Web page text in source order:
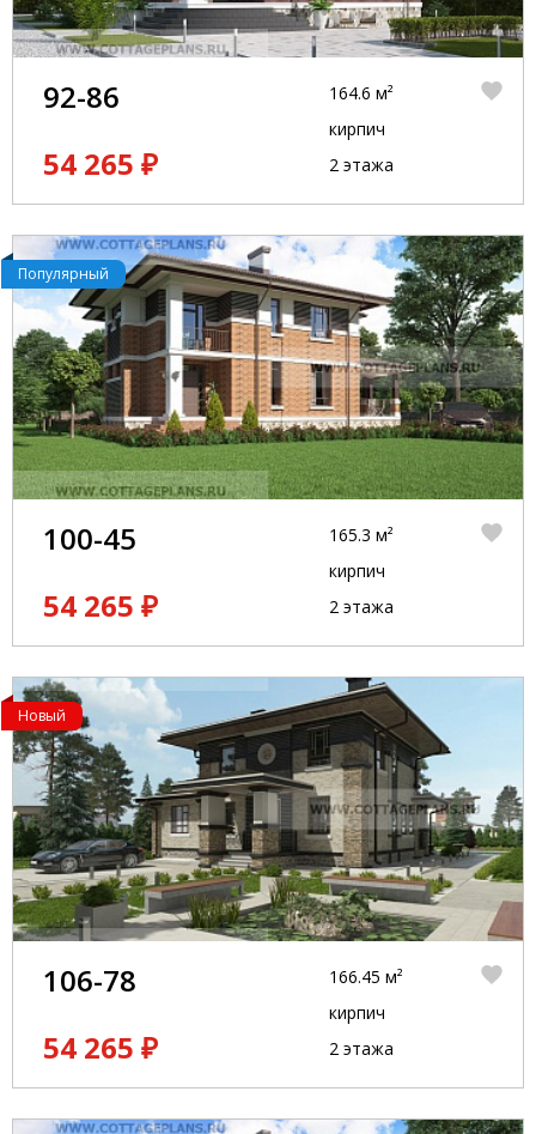
92-86
54 265 ₽
164.6 м²
кирпич
2 этажа
Популярный
100-45
54 265 ₽
165.3 м²
кирпич
2 этажа
Новый
106-78
54 265 ₽
166.45 м²
кирпич
2 этажа